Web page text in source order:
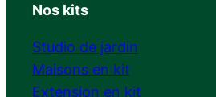
Nos kits
Studio de jardin
Maisons en kit
Extension en kit